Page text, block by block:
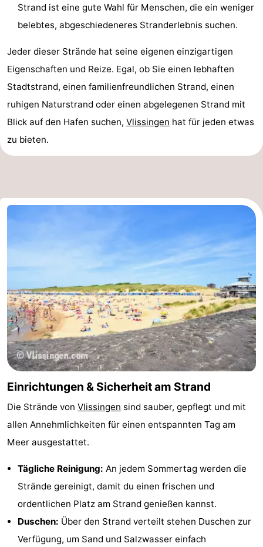
Strand ist eine gute Wahl für Menschen, die ein weniger
belebtes, abgeschiedeneres Stranderlebnis suchen.
Jeder dieser Strände hat seine eigenen einzigartigen
Eigenschaften und Reize. Egal, ob Sie einen lebhaften
Stadtstrand, einen familienfreundlichen Strand, einen
ruhigen Naturstrand oder einen abgelegenen Strand mit
Blick auf den Hafen suchen, Vlissingen hat für jeden etwas
zu bieten.
Einrichtungen & Sicherheit am Strand
Die Strände von Vlissingen sind sauber, gepflegt und mit
allen Annehmlichkeiten für einen entspannten Tag am
Meer ausgestattet.
Tägliche Reinigung: An jedem Sommertag werden die
Strände gereinigt, damit du einen frischen und
ordentlichen Platz am Strand genießen kannst.
Duschen: Über den Strand verteilt stehen Duschen zur
Verfügung, um Sand und Salzwasser einfach